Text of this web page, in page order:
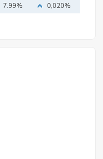
7.99% 0,020%